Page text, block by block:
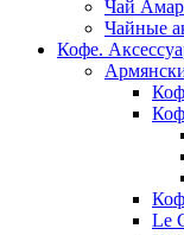
Чай
Чайные
Кофе.
Le